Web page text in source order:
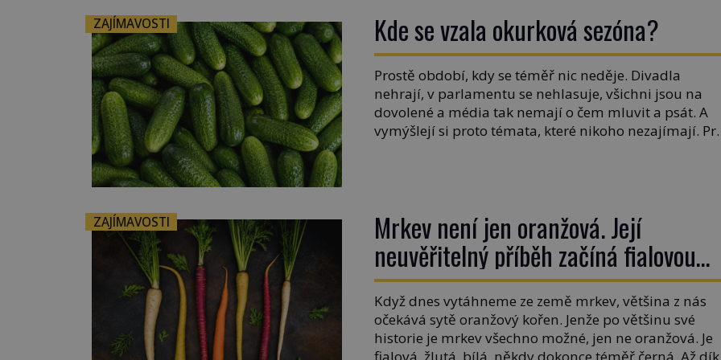
ZAJÍMAVOSTI Kde se vzala okurková sezóna?
Prostě období, kdy se téměř nic neděje. Divadla
nehrají, v parlamentu se nehlasuje, všichni jsou na
dovolené a média tak nemají o čem mluvit a psát. A
vymýšlejí si proto témata, které nikoho nezajímají.
ZAJÍMAVOSTI Mrkev není jen oranžová. Její
neuvěřitelný příběh začíná fialovou
barvou
Když dnes vytáhneme ze země mrkev, většina z nás
očekává sytě oranžový kořen. Jenže po většinu své
historie je mrkev všechno možné, jen ne oranžová. Je